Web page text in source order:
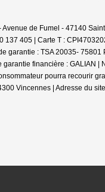
de Fumel - 47140
137 405 | Carte T :
garantie : TSA 20035-
financière : GALIAN |
pourra recourir
Vincennes | Adresse du